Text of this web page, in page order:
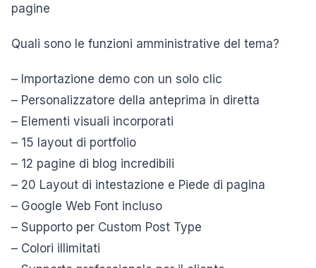
pagine
Quali sono le funzioni amministrative del tema?
– Importazione demo con un solo clic
– Personalizzatore della anteprima in diretta
– Elementi visuali incorporati
– 15 layout di portfolio
– 12 pagine di blog incredibili
– 20 Layout di intestazione e Piede di pagina
– Google Web Font incluso
– Supporto per Custom Post Type
– Colori illimitati